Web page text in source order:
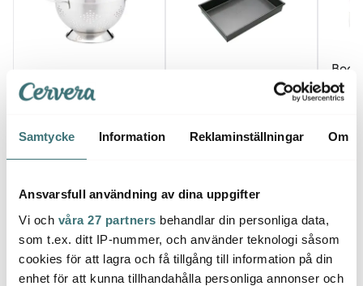
Samtycke Information Reklaminställningar Om
Ansvarsfull användning av dina uppgifter
Vi och våra 27 partners behandlar din personliga data,
som t.ex. ditt IP-nummer, och använder teknologi såsom
cookies för att lagra och få tillgång till information på din
enhet för att kunna tillhandahålla personliga annonser och
Masterclass
Durkslag Rostfri 25,5
269 kr 329 kr 1139
Låt dig inspireras av våra kunder